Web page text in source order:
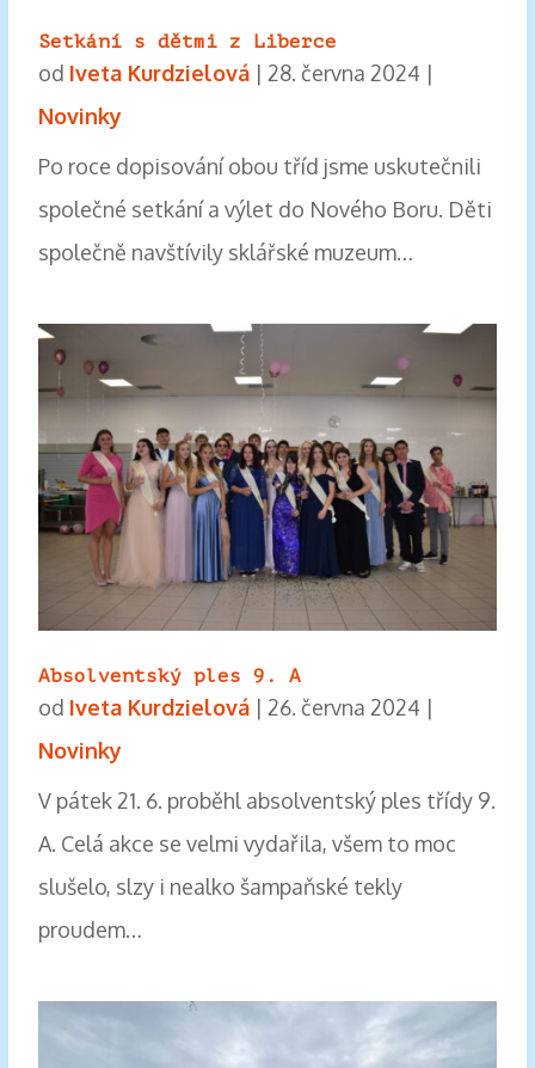
Setkání s dětmi z Liberce
od Iveta Kurdzielová| 28. června 2024 |
Novinky
Po roce dopisování obou tříd jsme uskutečnili
společné setkání a výlet do Nového Boru. Děti
společně navštívily sklářské muzeum…
Absolventský ples 9. A
od Iveta Kurdzielová| 26. června 2024 |
Novinky
V pátek 21. 6. proběhl absolventský ples třídy 9.
A. Celá akce se velmi vydařila, všem to moc
slušelo, slzy i nealko šampaňské tekly
proudem…